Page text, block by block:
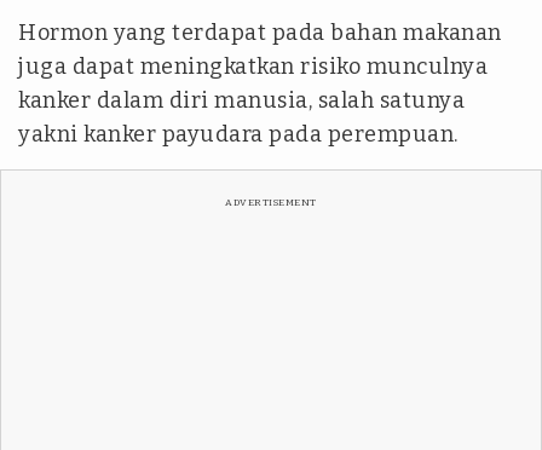
Hormon yang terdapat pada bahan makanan
juga dapat meningkatkan risiko munculnya
kanker dalam diri manusia, salah satunya
yakni kanker payudara pada perempuan.
ADVERTISEMENT